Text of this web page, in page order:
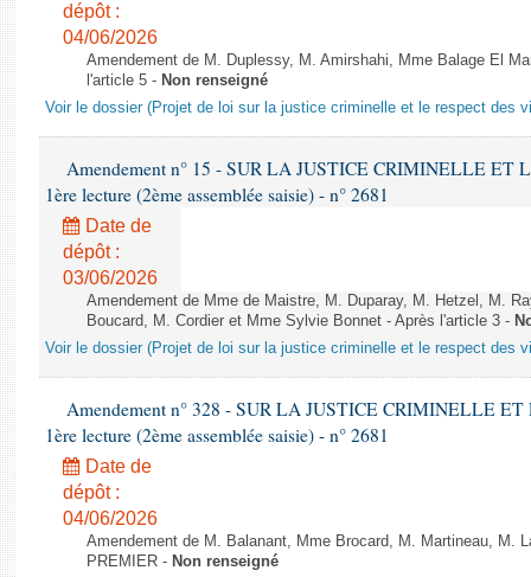
dépôt :
04/06/2026
Amendement de M. Duplessy, M. Amirshahi, Mme Balage El
l'article 5 - Non renseigné
Voir le dossier (Projet de loi sur la justice criminelle et le respect des
Amendement n° 15 - SUR LA JUSTICE CRIMINELLE ET
1ère lecture (2ème assemblée saisie) - n° 2681
Date de
dépôt :
03/06/2026
Amendement de Mme de Maistre, M. Duparay, M. Hetzel, M.
Boucard, M. Cordier et Mme Sylvie Bonnet - Après l'article 3 -
Voir le dossier (Projet de loi sur la justice criminelle et le respect des
Amendement n° 328 - SUR LA JUSTICE CRIMINELLE
1ère lecture (2ème assemblée saisie) - n° 2681
Date de
dépôt :
04/06/2026
Amendement de M. Balanant, Mme Brocard, M. Martineau, M.
PREMIER - Non renseigné